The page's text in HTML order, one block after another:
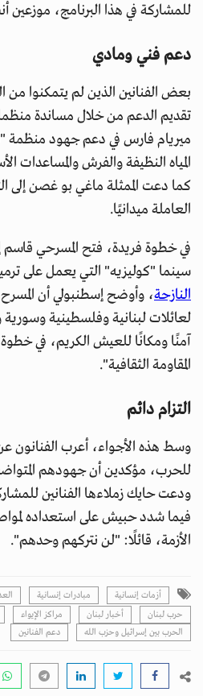
للمشاركة في هذا البرنامج، موزعين
دعم فني ومادي
بعض الفنانين الذين لم يتمكنوا من
تقديم الدعم من خلال مساندة
ميريام فارس في دعم جهود منظمة
المياه النظيفة والفرش والمساعدات
كما دعت الممثلة ماغي بو غصن إلى
العاملة ميدانيًا.
في خطوة فريدة، فتح المسرحي قاسم
سينما "كوليزيه" التي يعمل على
النازحة، وأوضح إسطنبولي أن
لعائلات لبنانية وفلسطينية
آمنًا ومكانًا للعيش الكريم، في
المقاومة الثقافية".
التزام دائم
وسط هذه الأجواء، أعرب الفنانون
للحرب، مؤكدين أن جهودهم
ودعت حايك زملاءها الفنانين
فيما شدد حبيش على استعداده
الأزمة، قائلًا: "لن نتركهم وحدهم".
أزمات إنسانية مبادرات إنسانية
حرب لبنان
أخبار لبنان مراكز الإيواء
الحرب بين إسرائيل وحزب الله
دعم الفنانين